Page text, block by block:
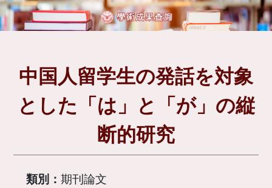
中国人留学生の発話を対象
とした「は」と「が」の縦
断的研究
類別： 期刊論文